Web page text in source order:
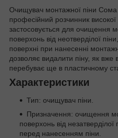
Очищувач монтажної піни
професійний розчинник
застосовується для очищення
поверхонь від неотверділої
поверхні при нанесенні
дозволяє видалити піну, як вже
перебуває ще в пластичному
Характеристики
Тип: очищувач піни.
Призначення: очищення
поверхонь від
перед нанесенням піни.